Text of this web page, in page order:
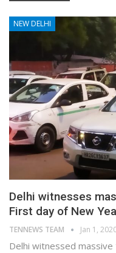
NEW DELHI
Delhi witnesses
First day of New
TENNEWS TEAM Jan 1,
Delhi witnessed